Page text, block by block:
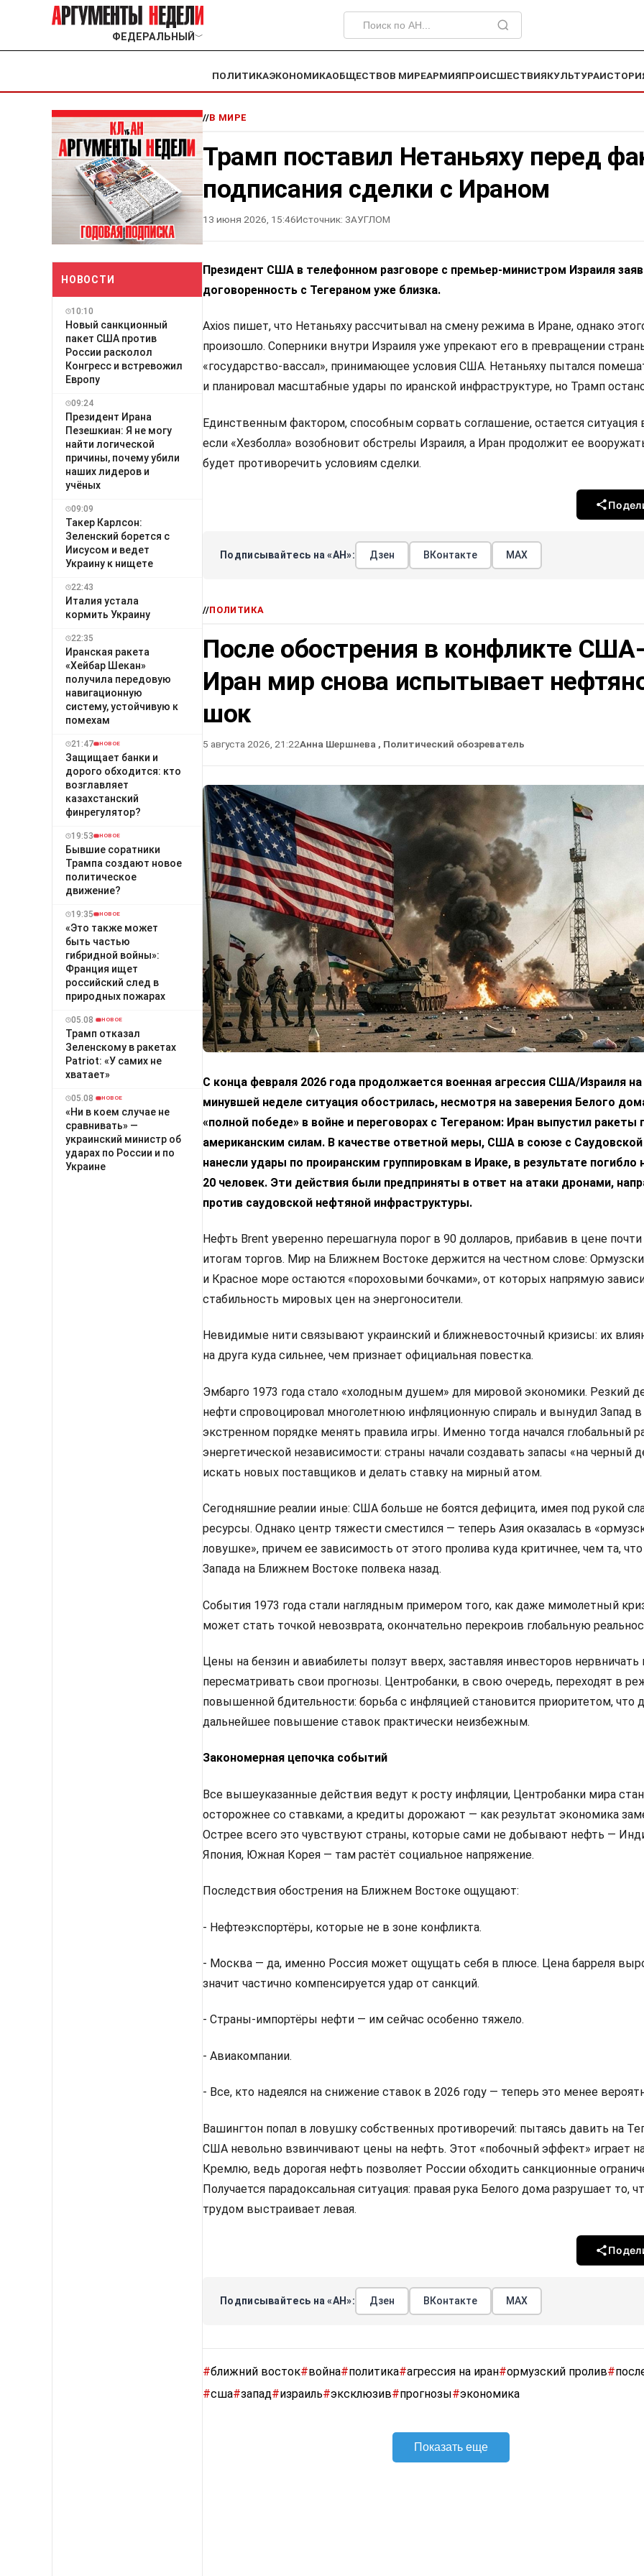
ФЕДЕРАЛЬНЫЙ ﹀
ПОЛИТИКАЭКОНОМИКАОБЩЕСТВОВ МИРЕАРМИЯПРОИСШЕСТВИЯКУЛЬТУРА
НОВОСТИ
10:10
Новый санкционный
пакет США против
России расколол
Конгресс и встревожил
Европу
09:24
Президент Ирана
Пезешкиан: Я не могу
найти логической
причины, почему убили
наших лидеров и
учёных
09:09
Такер Карлсон:
Зеленский борется с
Иисусом и ведет
Украину к нищете
22:43
Италия устала
кормить Украину
22:35
Иранская ракета
«Хейбар Шекан»
получила передовую
навигационную
систему, устойчивую к
помехам
21:47 НОВОЕ
Защищает банки и
дорого обходится: кто
возглавляет
казахстанский
финрегулятор?
19:53 НОВОЕ
Бывшие соратники
Трампа создают новое
политическое
движение?
19:35 НОВОЕ
«Это также может
быть частью
гибридной войны»:
Франция ищет
российский след в
природных пожарах
05.08 НОВОЕ
Трамп отказал
Зеленскому в ракетах
Patriot: «У самих не
хватает»
05.08 НОВОЕ
«Ни в коем случае не
сравнивать» —
украинский министр об
ударах по России и по
Украине
//В МИРЕ
Трамп поставил Нетаньяху перед
подписания сделки с Ираном
13 июня 2026, 15:46Источник: ЗАУГЛОМ
Президент США в телефонном разговоре с премьер-министром Израиля
договоренность с Тегераном уже близка.
Axios пишет, что Нетаньяху рассчитывал на смену режима в Иране, однако
произошло. Соперники внутри Израиля уже упрекают его в превращении
«государство-вассал», принимающее условия США. Нетаньяху пытался
и планировал масштабные удары по иранской инфраструктуре, но Трамп
Единственным фактором, способным сорвать соглашение, остается ситуация
если «Хезболла» возобновит обстрелы Израиля, а Иран продолжит ее
будет противоречить условиям сделки.
Подписывайтесь на «АН»: Дзен ВКонтакте МАХ
//ПОЛИТИКА
После обострения в конфликте
Иран мир снова испытывает
шок
5 августа 2026, 21:22Анна Шершнева , Политический обозреватель
С конца февраля 2026 года продолжается военная агрессия США/Израиля
минувшей неделе ситуация обострилась, несмотря на заверения Белого
«полной победе» в войне и переговорах с Тегераном: Иран выпустил ракеты
американским силам. В качестве ответной меры, США в союзе с
нанесли удары по проиранским группировкам в Ираке, в результате погибло
20 человек. Эти действия были предприняты в ответ на атаки дронами,
против саудовской нефтяной инфраструктуры.
Нефть Brent уверенно перешагнула порог в 90 долларов, прибавив в цене почти
итогам торгов. Мир на Ближнем Востоке держится на честном слове:
и Красное море остаются «пороховыми бочками», от которых напрямую
стабильность мировых цен на энергоносители.
Невидимые нити связывают украинский и ближневосточный кризисы: их
на друга куда сильнее, чем признает официальная повестка.
Эмбарго 1973 года стало «холодным душем» для мировой экономики. Резкий
нефти спровоцировал многолетнюю инфляционную спираль и вынудил Запад в
экстренном порядке менять правила игры. Именно тогда начался глобальный
энергетической независимости: страны начали создавать запасы «на черный
искать новых поставщиков и делать ставку на мирный атом.
Сегодняшние реалии иные: США больше не боятся дефицита, имея под рукой
ресурсы. Однако центр тяжести сместился — теперь Азия оказалась в
ловушке», причем ее зависимость от этого пролива куда критичнее, чем та,
Запада на Ближнем Востоке полвека назад.
События 1973 года стали наглядным примером того, как даже мимолетный
может стать точкой невозврата, окончательно перекроив глобальную
Цены на бензин и авиабилеты ползут вверх, заставляя инвесторов нервничать
пересматривать свои прогнозы. Центробанки, в свою очередь, переходят в
повышенной бдительности: борьба с инфляцией становится приоритетом, что
дальнейшее повышение ставок практически неизбежным.
Закономерная цепочка событий
Все вышеуказанные действия ведут к росту инфляции, Центробанки мира
осторожнее со ставками, а кредиты дорожают — как результат экономика
Острее всего это чувствуют страны, которые сами не добывают нефть —
Япония, Южная Корея — там растёт социальное напряжение.
Последствия обострения на Ближнем Востоке ощущают:
- Нефтеэкспортёры, которые не в зоне конфликта.
- Москва — да, именно Россия может ощущать себя в плюсе. Цена барреля
значит частично компенсируется удар от санкций.
- Страны-импортёры нефти — им сейчас особенно тяжело.
- Авиакомпании.
- Все, кто надеялся на снижение ставок в 2026 году — теперь это менее
Вашингтон попал в ловушку собственных противоречий: пытаясь давить на
США невольно взвинчивают цены на нефть. Этот «побочный эффект» играет
Кремлю, ведь дорогая нефть позволяет России обходить санкционные
Получается парадоксальная ситуация: правая рука Белого дома разрушает то,
трудом выстраивает левая.
Подписывайтесь на «АН»: Дзен ВКонтакте МАХ
#ближний восток#война#политика#агрессия на иран#ормузский пролив#
#сша#запад#израиль#эксклюзив#прогнозы#экономика
Показать еще